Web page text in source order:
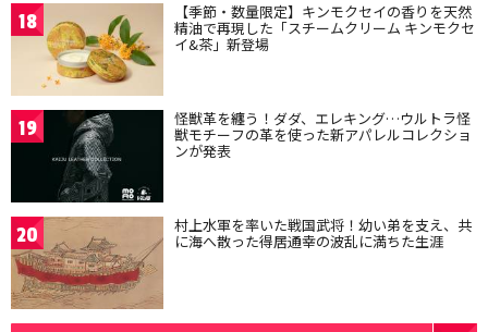
18 【季節・数量限定】キンモクセイの香りを天然
精油で再現した「スチームクリーム キンモクセ
イ&茶」新登場
19 怪獣革を纏う！ダダ、エレキング…ウルトラ怪
獣モチーフの革を使った新アパレルコレクショ
ンが発表
20 村上水軍を率いた戦国武将！幼い弟を支え、共
に海へ散った得居通幸の波乱に満ちた生涯